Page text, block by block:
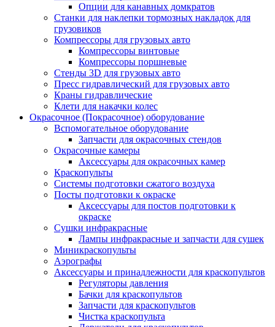
Опции для канавных домкратов
Станки для наклепки тормозных накладок для
грузовиков
Компрессоры для грузовых авто
Компрессоры винтовые
Компрессоры поршневые
Стенды 3D для грузовых авто
Пресс гидравлический для грузовых авто
Краны гидравлические
Клети для накачки колес
Окрасочное (Покрасочное) оборудование
Вспомогательное оборудование
Запчасти для окрасочных стендов
Окрасочные камеры
Аксессуары для окрасочных камер
Краскопульты
Системы подготовки сжатого воздуха
Посты подготовки к окраске
Аксессуары для постов подготовки к
окраске
Сушки инфракрасные
Лампы инфракрасные и запчасти для сушек
Миникраскопульты
Аэрографы
Аксессуары и принадлежности для краскопультов
Регуляторы давления
Бачки для краскопультов
Запчасти для краскопультов
Чистка краскопульта